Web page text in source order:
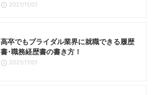
2021/11/01
高卒でもブライダル業界に就職できる履歴
書･職務経歴書の書き方！
2021/11/01